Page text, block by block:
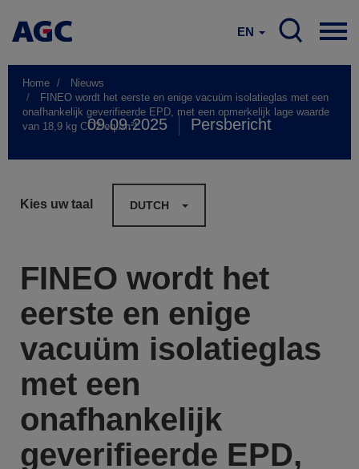
EN
Home
Nieuws
FINEO wordt het eerste en enige vacuüm isolatieglas met een
onafhankelijk geverifieerde EPD, met een opmerkelijk lage waarde
van 18,9 kg CO2 eq./m²*
09.09.2025 Persbericht
Kies uw taal DUTCH
FINEO wordt het
eerste en enige
vacuüm isolatieglas
met een
onafhankelijk
geverifieerde EPD,